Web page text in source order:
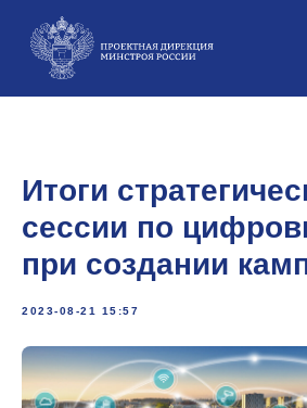
Итоги
сессии по
при создании
2023-08-21 15:57